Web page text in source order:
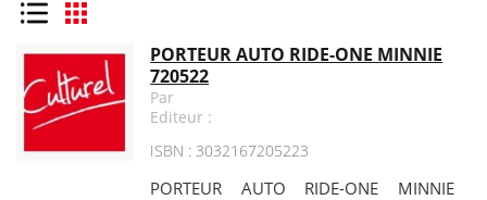
Liste Grille
PORTEUR AUTO RIDE-ONE MINNIE
720522
Par
Editeur :
ISBN : 3032167205223
PORTEUR AUTO RIDE-ONE MINNIE